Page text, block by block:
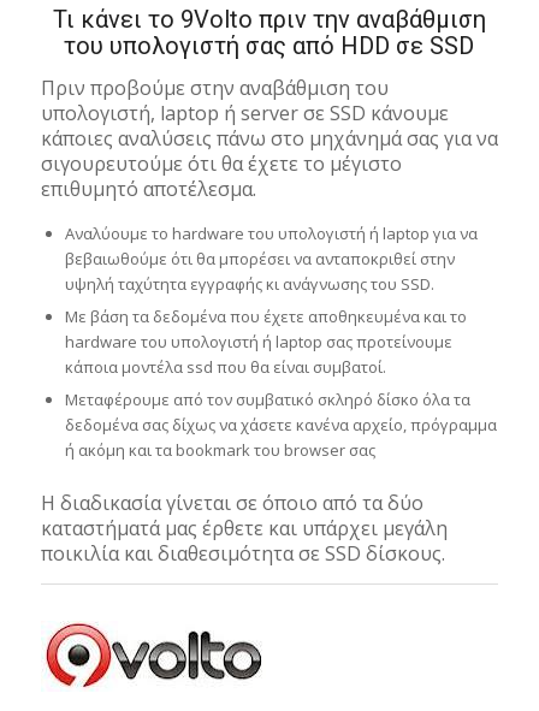
Τι κάνει το 9Volto πριν την αναβάθμιση
του υπολογιστή σας από HDD σε SSD
Πριν προβούμε στην αναβάθμιση του
υπολογιστή, laptop ή server σε SSD κάνουμε
κάποιες αναλύσεις πάνω στο μηχάνημά σας για να
σιγουρευτούμε ότι θα έχετε το μέγιστο
επιθυμητό αποτέλεσμα.
Αναλύουμε το hardware του υπολογιστή ή laptop για να
βεβαιωθούμε ότι θα μπορέσει να ανταποκριθεί στην
υψηλή ταχύτητα εγγραφής κι ανάγνωσης του SSD.
Με βάση τα δεδομένα που έχετε αποθηκευμένα και το
hardware του υπολογιστή ή laptop σας προτείνουμε
κάποια μοντέλα ssd που θα είναι συμβατοί.
Μεταφέρουμε από τον συμβατικό σκληρό δίσκο όλα τα
δεδομένα σας δίχως να χάσετε κανένα αρχείο, πρόγραμμα
ή ακόμη και τα bookmark του browser σας
Η διαδικασία γίνεται σε όποιο από τα δύο
καταστήματά μας έρθετε και υπάρχει μεγάλη
ποικιλία και διαθεσιμότητα σε SSD δίσκους.